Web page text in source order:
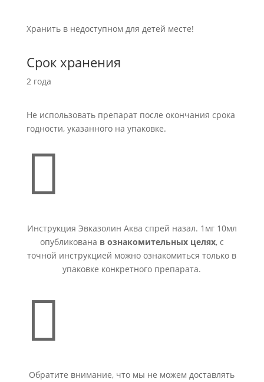
Хранить в недоступном для детей месте!
Срок хранения
2 года
Не использовать препарат после окончания срока
годности, указанного на упаковке.

Инструкция Эвказолин Аква спрей назал. 1мг 10мл
опубликована в ознакомительных целях, с
точной инструкцией можно ознакомиться только в
упаковке конкретного препарата.

Обратите внимание, что мы не можем доставлять